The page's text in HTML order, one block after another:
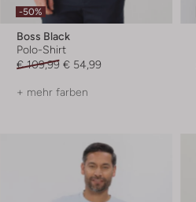
-50%
Boss Black
Polo-Shirt
€ 109,99 € 54,99
+ mehr farben